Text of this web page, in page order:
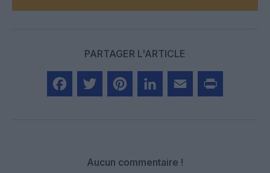
PARTAGER L'ARTICLE
Aucun commentaire !